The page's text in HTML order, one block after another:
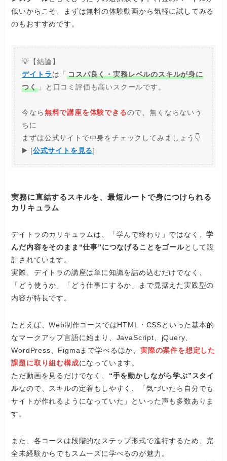
低いからこそ、まずは無料の体験動画から気軽に試してみる
のもおすすめです。
💡【結論】
デイトラ は「コスパ良く・実務レベルのスキルが身に
つく 」と口コミ評価も高いスクールです。
今なら無料で講座を体験できるので、無くならないう
ちに
まずは公式サイトで中身をチェックしてみましょう👇
▶️ [公式サイトを見る]
実務に直結するスキルを、最短ルートで身につけられる
カリキュラム
デイトラのカリキュラムは、「学んで終わり」ではなく、学
んだ内容をそのまま“仕事”につなげることをゴールとして設
計されています。
実際、デイトラの講座は単に知識を詰め込むだけでなく、
「どう使うか」「どう仕事にするか」まで見据えた実践型の
内容が特長です。
たとえば、Web制作コースではHTML・CSSといった基本的
なマークアップ言語に始まり、JavaScript、jQuery、
WordPress、Figmaまで学べるほか、 実際の案件を想定した
課題に取り組む構成になっています。
ただ動画を見るだけでなく、 “手を動かしながら学ぶ”スタイ
ルなので、スキルの定着もしやすく、「気づいたら自分でも
サイトが作れるようになっていた」といった声も多数ありま
す。
また、各コースは段階的なステップ形式で進行するため、完
全未経験からでもスムーズに学べるのが魅力。